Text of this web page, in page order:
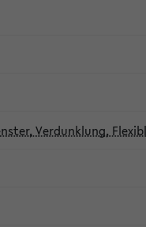
Verdunklung,